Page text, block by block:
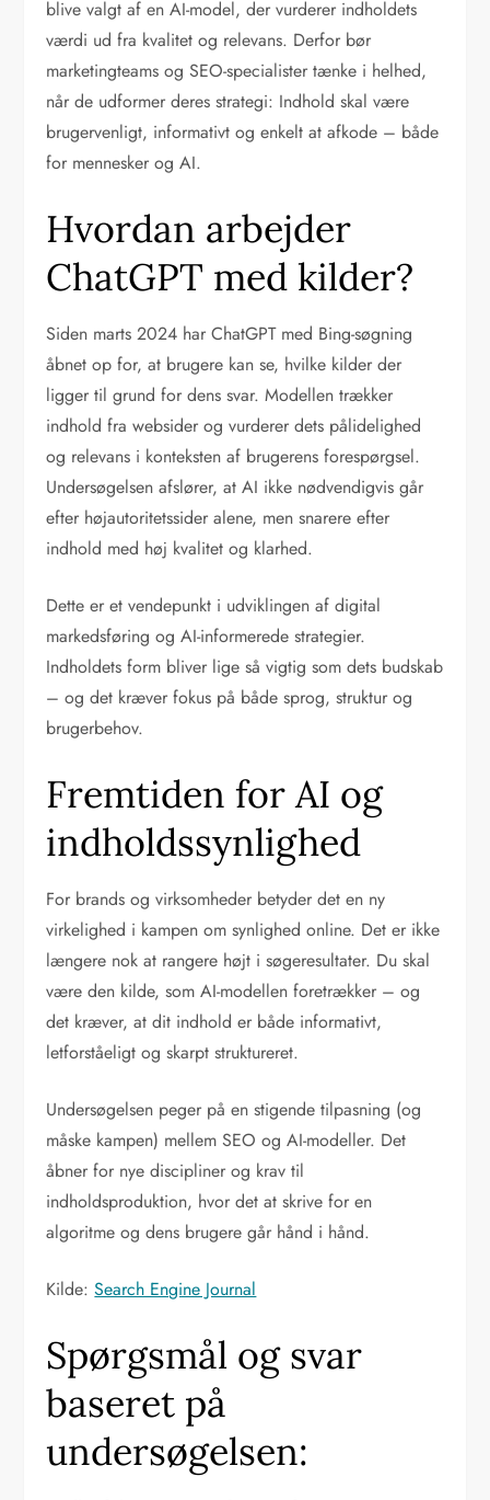
blive valgt af en AI-model, der vurderer indholdets
værdi ud fra kvalitet og relevans. Derfor bør
marketingteams og SEO-specialister tænke i helhed,
når de udformer deres strategi: Indhold skal være
brugervenligt, informativt og enkelt at afkode – både
for mennesker og AI.
Hvordan arbejder
ChatGPT med kilder?
Siden marts 2024 har ChatGPT med Bing-søgning
åbnet op for, at brugere kan se, hvilke kilder der
ligger til grund for dens svar. Modellen trækker
indhold fra websider og vurderer dets pålidelighed
og relevans i konteksten af brugerens forespørgsel.
Undersøgelsen afslører, at AI ikke nødvendigvis går
efter højautoritetssider alene, men snarere efter
indhold med høj kvalitet og klarhed.
Dette er et vendepunkt i udviklingen af digital
markedsføring og AI-informerede strategier.
Indholdets form bliver lige så vigtig som dets budskab
– og det kræver fokus på både sprog, struktur og
brugerbehov.
Fremtiden for AI og
indholdssynlighed
For brands og virksomheder betyder det en ny
virkelighed i kampen om synlighed online. Det er ikke
længere nok at rangere højt i søgeresultater. Du skal
være den kilde, som AI-modellen foretrækker – og
det kræver, at dit indhold er både informativt,
letforståeligt og skarpt struktureret.
Undersøgelsen peger på en stigende tilpasning (og
måske kampen) mellem SEO og AI-modeller. Det
åbner for nye discipliner og krav til
indholdsproduktion, hvor det at skrive for en
algoritme og dens brugere går hånd i hånd.
Kilde:Search Engine Journal
Spørgsmål og svar
baseret på
undersøgelsen: